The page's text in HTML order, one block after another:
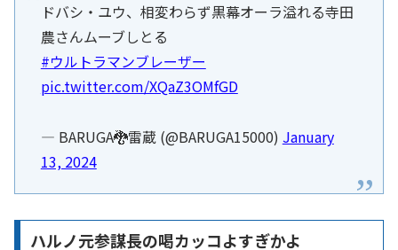
ドバシ・ユウ、相変わらず黒幕オーラ溢れる寺田
農さんムーブしとる
#ウルトラマンブレーザー
pic.twitter.com/XQaZ3OMfGD
— BARUGA🐉雷蔵 (@BARUGA15000) January
13, 2024
ハルノ元参謀長の喝カッコよすぎかよ